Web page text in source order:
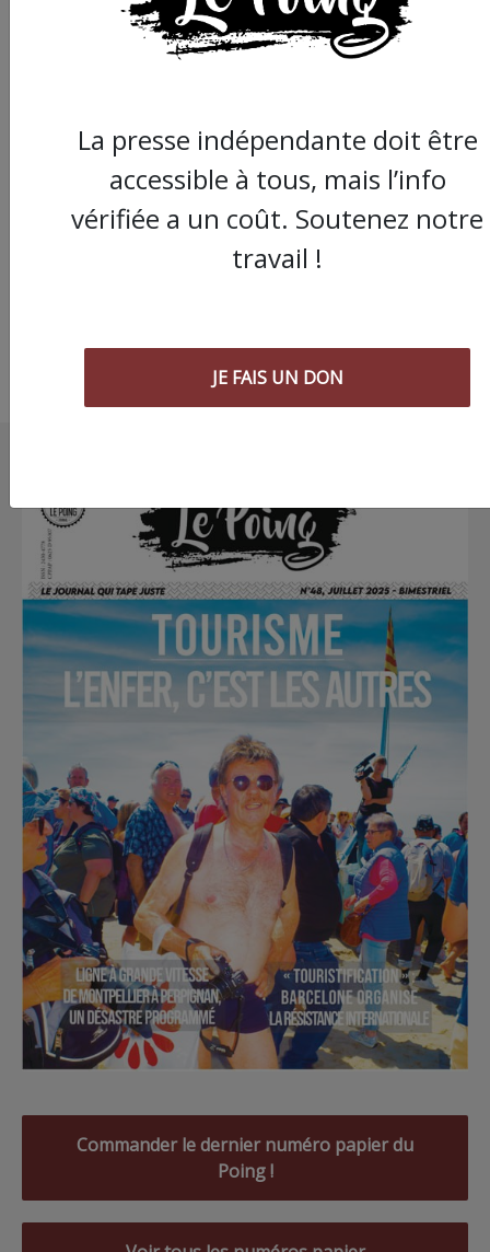
Montpellier : un
interpellé de l’acte
gilets jaunes
en son absence à 8
ferme pour ‘‘menace’’
Commander le dernier numéro papier du
Poing !
La presse indépendante doit être
accessible à tous, mais l’info
vérifiée a un coût. Soutenez notre
travail !
JE FAIS UN DON